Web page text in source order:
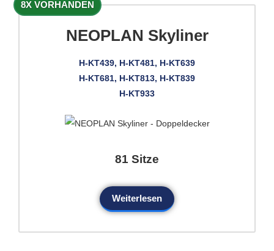
8X VORHANDEN
NEOPLAN Skyliner
H-KT439, H-KT481, H-KT639
H-KT681, H-KT813, H-KT839
H-KT933
81 Sitze
Weiterlesen